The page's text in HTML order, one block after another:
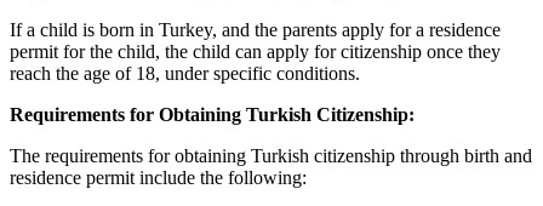
If a child is born in Turkey, and the parents apply for a residence
permit for the child, the child can apply for citizenship once they
reach the age of 18, under specific conditions.
Requirements for Obtaining Turkish Citizenship:
The requirements for obtaining Turkish citizenship through birth and
residence permit include the following: